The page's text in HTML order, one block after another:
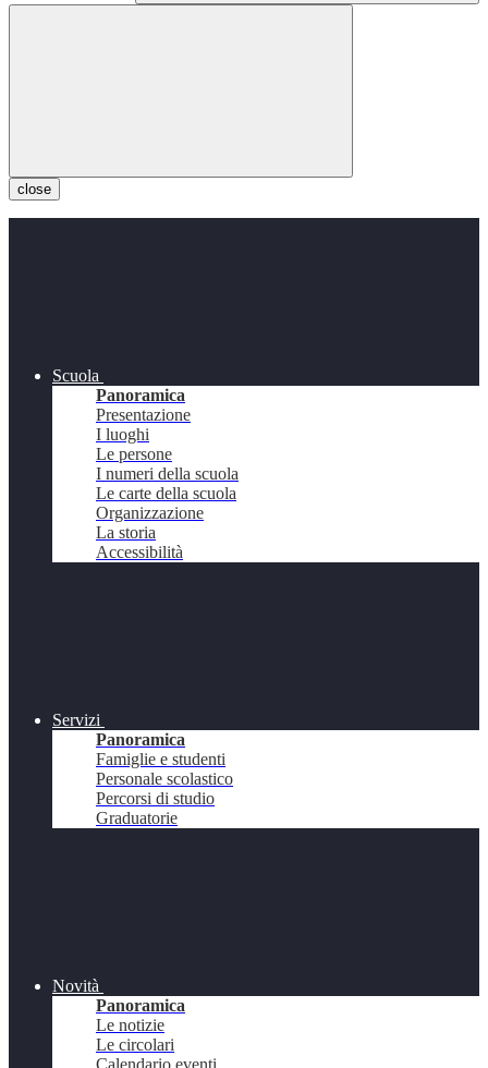
close
Scuola
Panoramica
Presentazione
I luoghi
Le persone
I numeri della scuola
Le carte della scuola
Organizzazione
La storia
Accessibilità
Servizi
Panoramica
Famiglie e studenti
Personale scolastico
Percorsi di studio
Graduatorie
Novità
Panoramica
Le notizie
Le circolari